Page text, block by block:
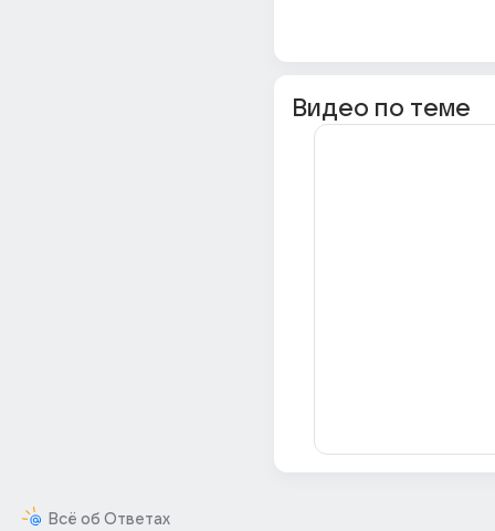
Всё об Ответах
Видео по теме